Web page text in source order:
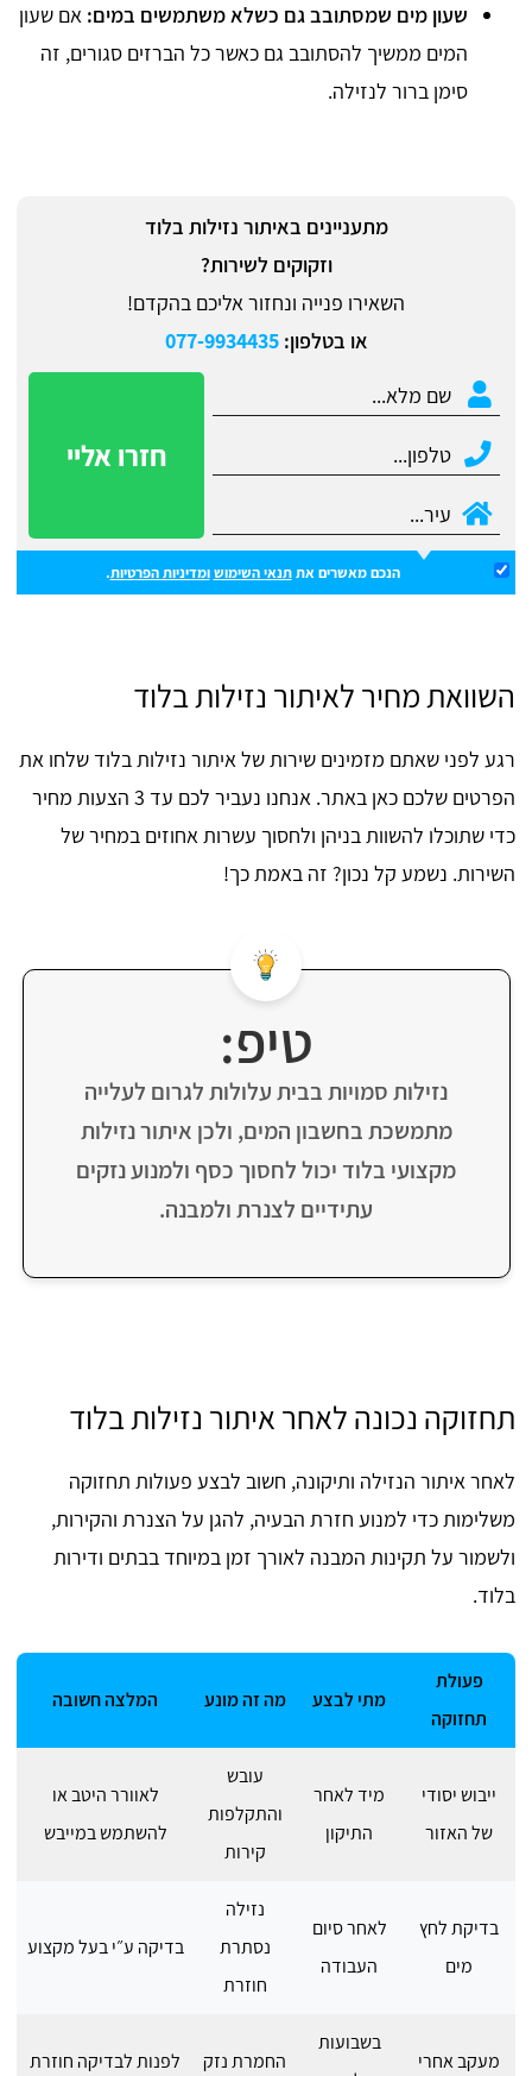
שעון מים שמסתובב גם כשלא משתמשים במים: אם שעון
המים ממשיך להסתובב גם כאשר כל הברזים סגורים, זה
סימן ברור לנזילה.
מתעניינים באיתור נזילות בלוד
וזקוקים לשירות?
השאירו פנייה ונחזור אליכם בהקדם!
או בטלפון:077-9934435
הנכם מאשרים אתתנאי השימוש ומדיניות הפרטיות.
השוואת מחיר לאיתור נזילות בלוד
רגע לפני שאתם מזמינים שירות של איתור נזילות בלוד שלחו את
הפרטים שלכם כאן באתר. אנחנו נעביר לכם עד 3 הצעות מחיר
כדי שתוכלו להשוות בניהן ולחסוך עשרות אחוזים במחיר של
השירות. נשמע קל נכון? זה באמת כך!
טיפ:
נזילות סמויות בבית עלולות לגרום לעלייה
מתמשכת בחשבון המים, ולכן איתור נזילות
מקצועי בלוד יכול לחסוך כסף ולמנוע נזקים
עתידיים לצנרת ולמבנה.
תחזוקה נכונה לאחר איתור נזילות בלוד
לאחר איתור הנזילה ותיקונה, חשוב לבצע פעולות תחזוקה
משלימות כדי למנוע חזרת הבעיה, להגן על הצנרת והקירות,
ולשמור על תקינות המבנה לאורך זמן במיוחד בבתים ודירות
בלוד.
פעולת
תחזוקה
מתי לבצע מה זה מונע המלצה חשובה
ייבוש יסודי
של האזור
מיד לאחר
התיקון
עובש
והתקלפות
קירות
לאוורר היטב או
להשתמש במייבש
בדיקת לחץ
מים
לאחר סיום
העבודה
נזילה
נסתרת
חוזרת
בדיקה ע״י בעל מקצוע
מעקב אחרי
בשבועות
החמרת נזק לפנות לבדיקה חוזרת